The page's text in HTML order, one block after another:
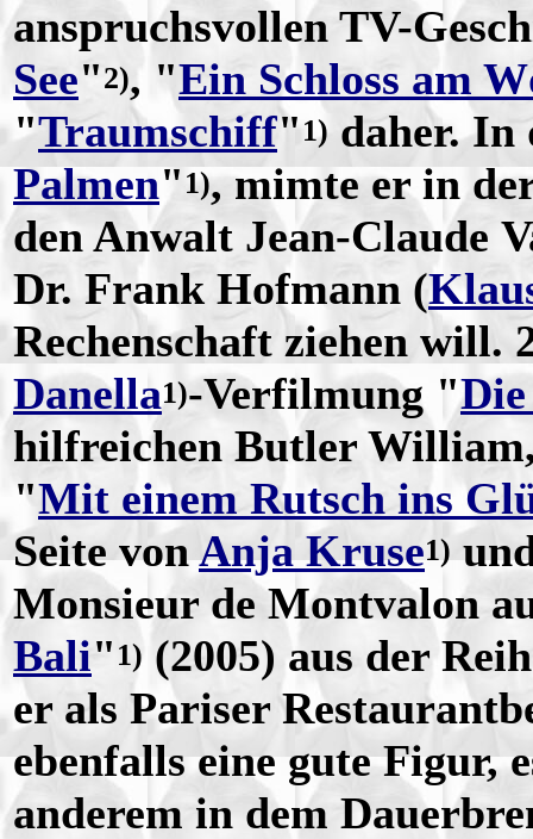
anspruchsvollen TV-
See"2), "Ein Schloss am
"Traumschiff"1) daher. In
Palmen" 1), mimte er in
den Anwalt Jean-Claude
Dr. Frank Hofmann (
Rechenschaft ziehen
Danella1)-Verfilmung "
hilfreichen Butler
"Mit einem Rutsch ins
Seite vonAnja Kruse1)
Monsieur de Montvalon
Bali" 1) (2005) aus der
er als Pariser
ebenfalls eine gute Figur,
anderem in dem